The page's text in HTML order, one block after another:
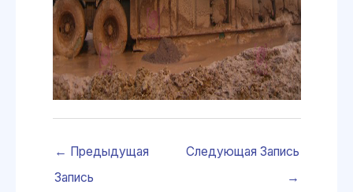
← Предыдущая
Запись
Следующая Запись
→